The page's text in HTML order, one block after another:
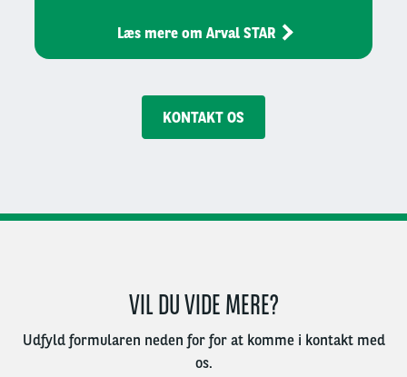
Læs mere om Arval STAR
KONTAKT OS
VIL DU VIDE MERE?
Udfyld formularen neden for for at komme i kontakt med
os.